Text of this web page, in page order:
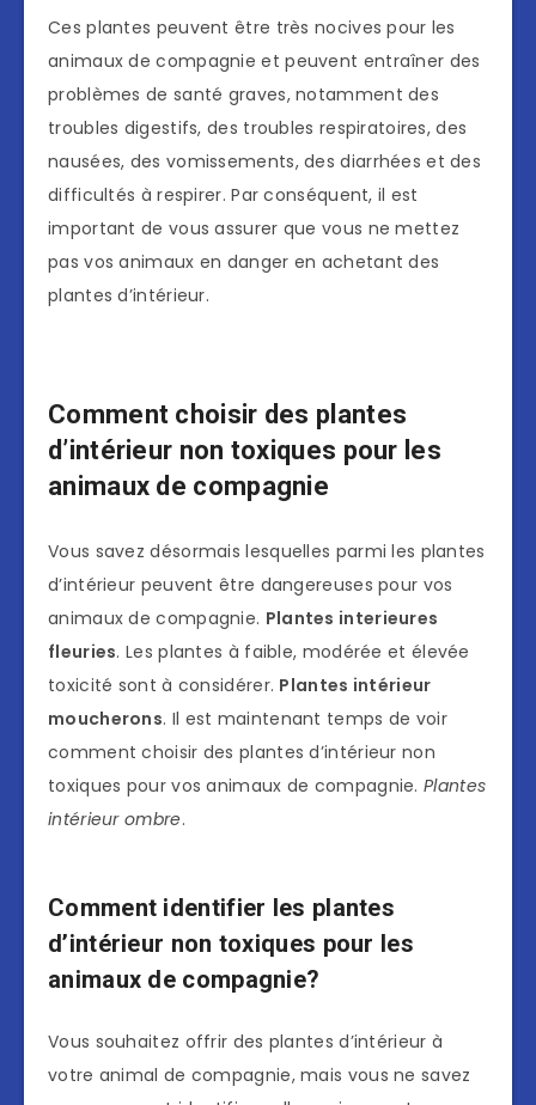
Ces plantes peuvent être très nocives pour les
animaux de compagnie et peuvent entraîner des
problèmes de santé graves, notamment des
troubles digestifs, des troubles respiratoires, des
nausées, des vomissements, des diarrhées et des
difficultés à respirer. Par conséquent, il est
important de vous assurer que vous ne mettez
pas vos animaux en danger en achetant des
plantes d’intérieur.
Comment choisir des plantes
d’intérieur non toxiques pour les
animaux de compagnie
Vous savez désormais lesquelles parmi les plantes
d’intérieur peuvent être dangereuses pour vos
animaux de compagnie. Plantes interieures
fleuries. Les plantes à faible, modérée et élevée
toxicité sont à considérer. Plantes intérieur
moucherons. Il est maintenant temps de voir
comment choisir des plantes d’intérieur non
toxiques pour vos animaux de compagnie. Plantes
intérieur ombre.
Comment identifier les plantes
d’intérieur non toxiques pour les
animaux de compagnie?
Vous souhaitez offrir des plantes d’intérieur à
votre animal de compagnie, mais vous ne savez